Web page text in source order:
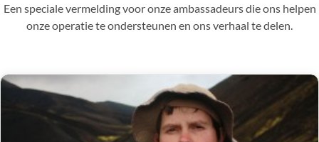
Een speciale vermelding voor onze ambassadeurs die ons helpen
onze operatie te ondersteunen en ons verhaal te delen.